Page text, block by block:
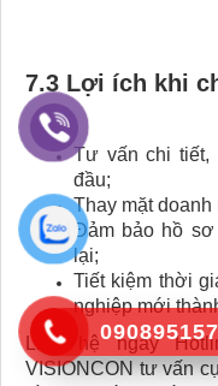
7.3 Lợi ích khi
Tư vấn chi tiết,
đầu;
Thay mặt
Đảm bảo hồ
lại;
Tiết kiệm thời
nghiệp mới
Liên hệ ngay
VISIONCON tư vấn